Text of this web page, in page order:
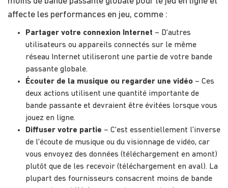
affecte les performances en jeu, comme :
Partager votre connexion Internet – D'autres
utilisateurs ou appareils connectés sur le même
réseau Internet utiliseront une partie de votre bande
passante globale.
Écouter de la musique ou regarder une vidéo – Ces
deux actions utilisent une quantité importante de
bande passante et devraient être évitées lorsque vous
jouez en ligne.
Diffuser votre partie – C'est essentiellement l'inverse
de l'écoute de musique ou du visionnage de vidéo, car
vous envoyez des données (téléchargement en amont)
plutôt que de les recevoir (téléchargement en aval). La
plupart des fournisseurs consacrent moins de bande